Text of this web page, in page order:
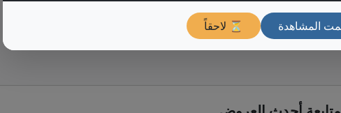
المشاهدة ⏳ لاحقاً